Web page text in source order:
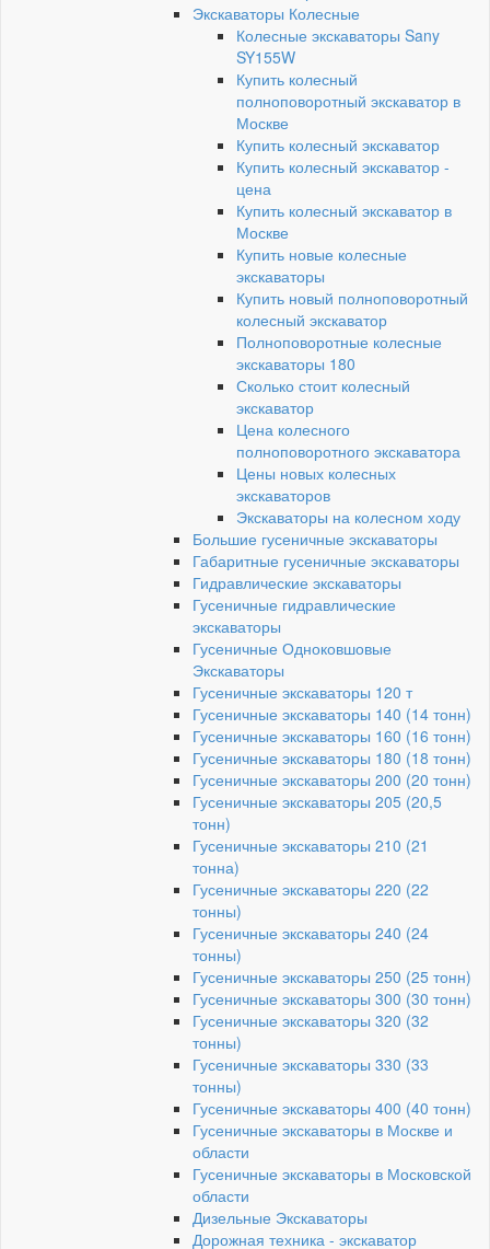
Экскаваторы Колесные
Колесные экскаваторы Sany
SY155W
Купить колесный
полноповоротный экскаватор в
Москве
Купить колесный экскаватор
Купить колесный экскаватор -
цена
Купить колесный экскаватор в
Москве
Купить новые колесные
экскаваторы
Купить новый полноповоротный
колесный экскаватор
Полноповоротные колесные
экскаваторы 180
Сколько стоит колесный
экскаватор
Цена колесного
полноповоротного экскаватора
Цены новых колесных
экскаваторов
Экскаваторы на колесном ходу
Большие гусеничные экскаваторы
Габаритные гусеничные экскаваторы
Гидравлические экскаваторы
Гусеничные гидравлические
экскаваторы
Гусеничные Одноковшовые
Экскаваторы
Гусеничные экскаваторы 120 т
Гусеничные экскаваторы 140 (14 тонн)
Гусеничные экскаваторы 160 (16 тонн)
Гусеничные экскаваторы 180 (18 тонн)
Гусеничные экскаваторы 200 (20 тонн)
Гусеничные экскаваторы 205 (20,5
тонн)
Гусеничные экскаваторы 210 (21
тонна)
Гусеничные экскаваторы 220 (22
тонны)
Гусеничные экскаваторы 240 (24
тонны)
Гусеничные экскаваторы 250 (25 тонн)
Гусеничные экскаваторы 300 (30 тонн)
Гусеничные экскаваторы 320 (32
тонны)
Гусеничные экскаваторы 330 (33
тонны)
Гусеничные экскаваторы 400 (40 тонн)
Гусеничные экскаваторы в Москве и
области
Гусеничные экскаваторы в Московской
области
Дизельные Экскаваторы
Дорожная техника - экскаватор